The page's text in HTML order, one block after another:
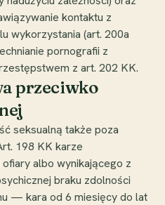
kontaktu z
wykorzystania (art. 200a
pornografii z
z art. 202 KK.
przeciwko
seksualną także poza
198 KK karze
albo wynikającego z
braku zdolności
— kara od 6 miesięcy do lat